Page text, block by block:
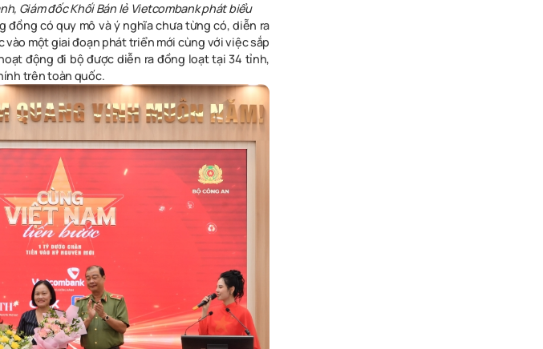
Giám đốc Khối Bán lẻ Vietcombank phát biểu
đồng có quy mô và ý nghĩa chưa từng có, diễn ra
một giai đoạn phát triển mới cùng với việc sắp
động đi bộ được diễn ra đồng loạt tại 34 tỉnh,
trên toàn quốc.